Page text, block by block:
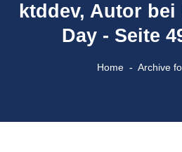
ktddev, Autor
Day - Seite
Home Archive